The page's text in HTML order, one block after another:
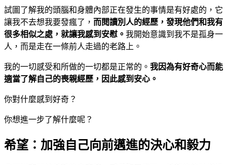
試圖了解我的頭腦和身體內部正在發生的事情是有好處的，它
讓我不去想我要發瘋了， 而閱讀別人的經歷，發現他們和我有
很多相似之處，就讓我感到安慰。 我開始意識到我不是孤身一
人，而是走在一條前人走過的老路上。
我的一切感受和所做的一切都是正常的。 我因為有好奇心而能
適當了解自己的喪親經歷，因此感到安心。
你對什麼感到好奇？
你想進一步了解什麼呢？
希望：加強自己向前邁進的決心和毅力